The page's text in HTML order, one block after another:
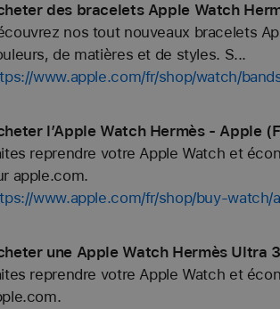
des bracelets Apple Watch
nos tout nouveaux bracelets
de matières et de styles. S...
www.apple.com/fr/shop/watch/
l’Apple Watch Hermès - Apple
reprendre votre Apple Watch et
apple.com.
www.apple.com/fr/shop/buy-
une Apple Watch Hermès Ultra
reprendre votre Apple Watch et